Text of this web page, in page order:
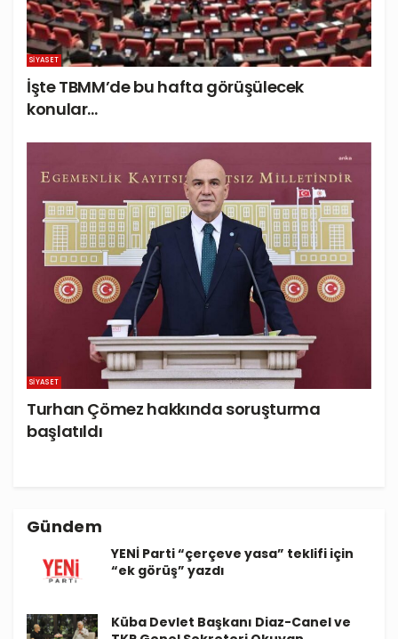
SIYASET
İşte TBMM’de bu hafta görüşülecek
konular…
SIYASET
Turhan Çömez hakkında soruşturma
başlatıldı
Gündem
YENİ Parti “çerçeve yasa” teklifi için
“ek görüş” yazdı
Küba Devlet Başkanı Diaz-Canel ve